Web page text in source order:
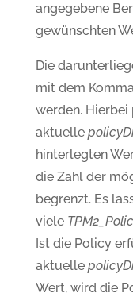
angegebene
gewünschten
Die
mit dem
werden.
aktuelle
hinterlegten
die Zahl der
begrenzt. Es
viele
Ist die Policy
aktuelle
Wert, wird die